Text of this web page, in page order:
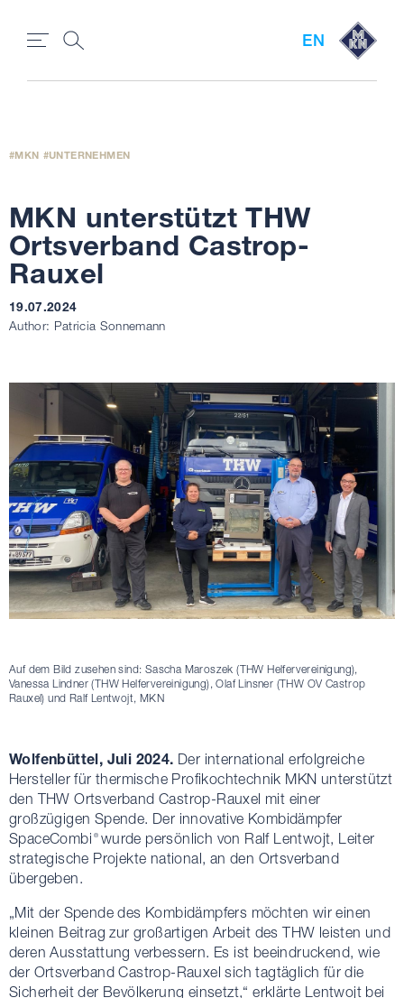
EN
MKN UNTERNEHMEN
MKN unterstützt THW
Ortsverband Castrop-
Rauxel
19.07.2024
Author: Patricia Sonnemann
Auf dem Bild zusehen sind: Sascha Maroszek (THW Helfervereinigung),
Vanessa Lindner (THW Helfervereinigung), Olaf Linsner (THW OV Castrop
Rauxel) und Ralf Lentwojt, MKN
Wolfenbüttel, Juli 2024. Der international erfolgreiche
Hersteller für thermische Profikochtechnik MKN unterstützt
den THW Ortsverband Castrop-Rauxel mit einer
großzügigen Spende. Der innovative Kombidämpfer
SpaceCombi ®wurde persönlich von Ralf Lentwojt, Leiter
strategische Projekte national, an den Ortsverband
übergeben.
„Mit der Spende des Kombidämpfers möchten wir einen
kleinen Beitrag zur großartigen Arbeit des THW leisten und
deren Ausstattung verbessern. Es ist beeindruckend, wie
der Ortsverband Castrop-Rauxel sich tagtäglich für die
Sicherheit der Bevölkerung einsetzt,“ erklärte Lentwojt bei